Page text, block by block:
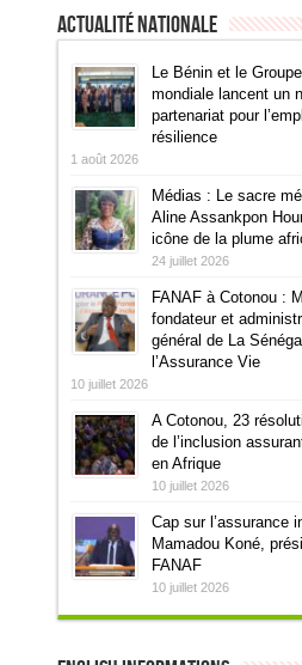
Actualité Nationale
Le Bénin et le
mondiale lancent un
partenariat pour
résilience
1 août 2026
Médias : Le sacre
Aline Assankpon
icône de la plume
24 juillet 2026
FANAF à Cotonou :
fondateur et
général de La
l’Assurance Vie
10 juillet 2026
A Cotonou, 23
de l’inclusion
en Afrique
10 juillet 2026
Cap sur l’assurance
Mamadou Koné,
FANAF
10 juillet 2026